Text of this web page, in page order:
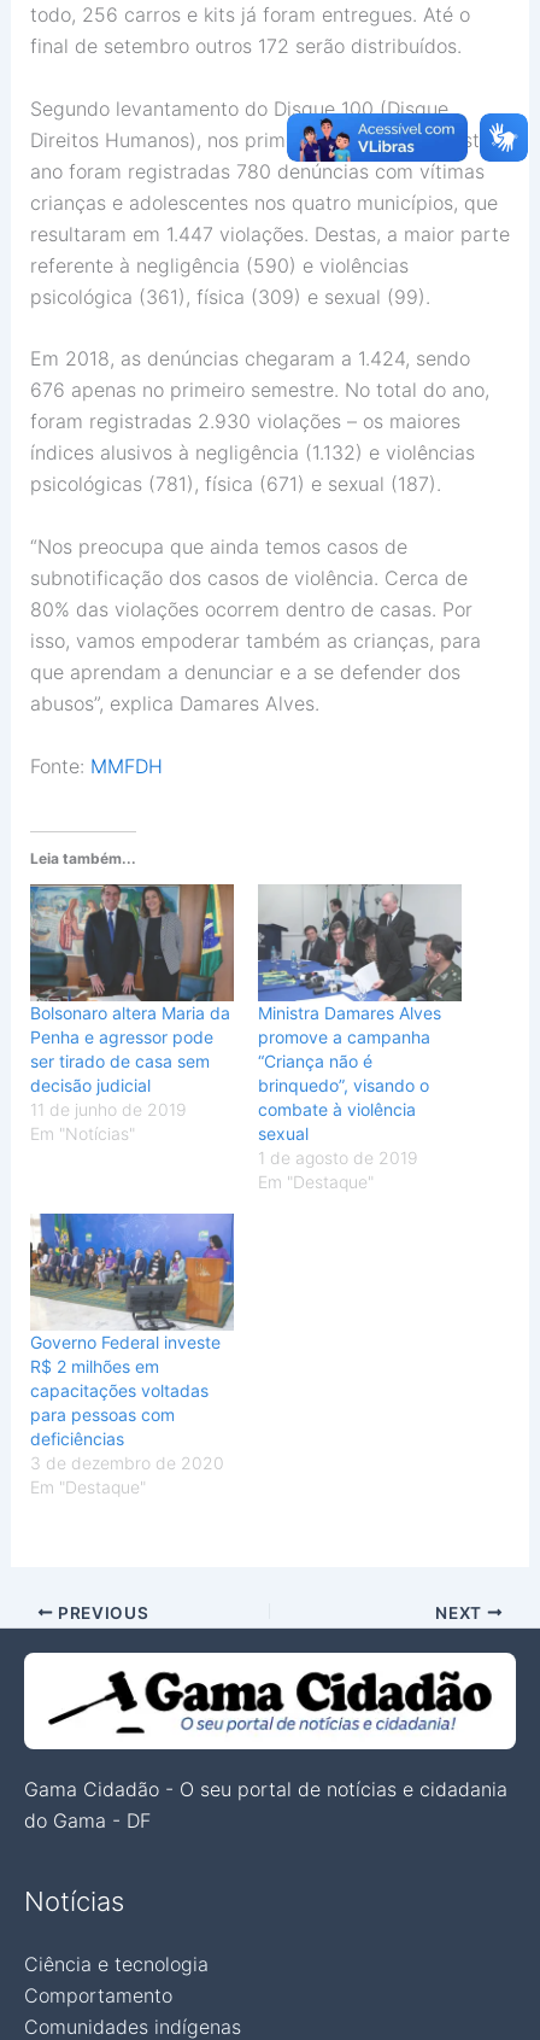
todo, 256 carros e kits já foram entregues. Até o
final de setembro outros 172 serão distribuídos.
Segundo levantamento do Disque 100 (Disque
Direitos Humanos), nos primeiros seis meses deste
ano foram registradas 780 denúncias com vítimas
crianças e adolescentes nos quatro municípios, que
resultaram em 1.447 violações. Destas, a maior parte
referente à negligência (590) e violências
psicológica (361), física (309) e sexual (99).
Em 2018, as denúncias chegaram a 1.424, sendo
676 apenas no primeiro semestre. No total do ano,
foram registradas 2.930 violações – os maiores
índices alusivos à negligência (1.132) e violências
psicológicas (781), física (671) e sexual (187).
“Nos preocupa que ainda temos casos de
subnotificação dos casos de violência. Cerca de
80% das violações ocorrem dentro de casas. Por
isso, vamos empoderar também as crianças, para
que aprendam a denunciar e a se defender dos
abusos”, explica Damares Alves.
Fonte: MMFDH
Leia também...
Bolsonaro altera Maria da
Penha e agressor pode
ser tirado de casa sem
decisão judicial
11 de junho de 2019
Em "Notícias"
Ministra Damares Alves
promove a campanha
“Criança não é
brinquedo”, visando o
combate à violência
sexual
1 de agosto de 2019
Em "Destaque"
Governo Federal investe
R$ 2 milhões em
capacitações voltadas
para pessoas com
deficiências
3 de dezembro de 2020
Em "Destaque"
PREVIOUS NEXT
Gama Cidadão - O seu portal de notícias e cidadania
do Gama - DF
Notícias
Ciência e tecnologia
Comportamento
Comunidades indígenas